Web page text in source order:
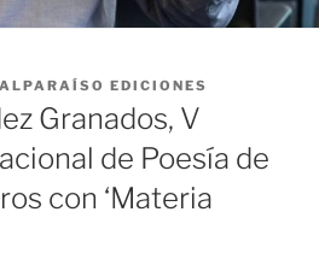
EDICIONES
Granados, V
de Poesía de
con ‘Materia